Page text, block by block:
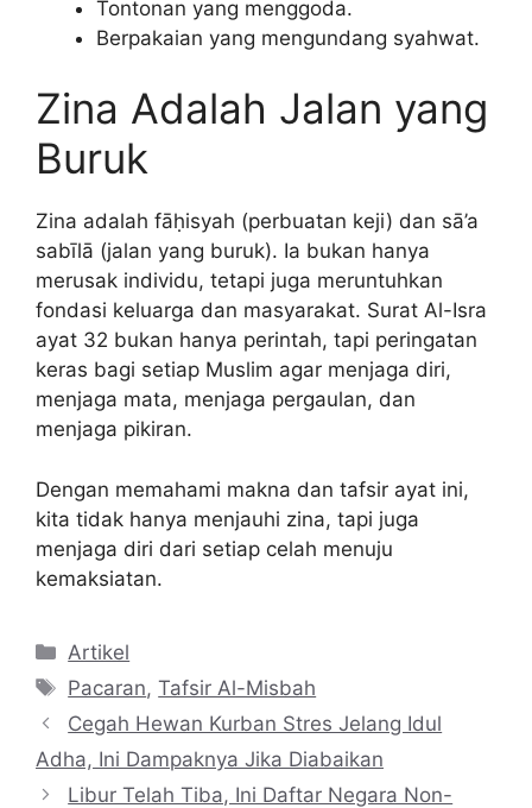
Tontonan yang menggoda.
Berpakaian yang mengundang syahwat.
Zina Adalah Jalan yang
Buruk
Zina adalah fāḥisyah (perbuatan keji) dan sā’a
sabīlā (jalan yang buruk). Ia bukan hanya
merusak individu, tetapi juga meruntuhkan
fondasi keluarga dan masyarakat. Surat Al-Isra
ayat 32 bukan hanya perintah, tapi peringatan
keras bagi setiap Muslim agar menjaga diri,
menjaga mata, menjaga pergaulan, dan
menjaga pikiran.
Dengan memahami makna dan tafsir ayat ini,
kita tidak hanya menjauhi zina, tapi juga
menjaga diri dari setiap celah menuju
kemaksiatan.
Kategori
Artikel
Tag
Pacaran,Tafsir Al-Misbah
Cegah Hewan Kurban Stres Jelang Idul
Adha, Ini Dampaknya Jika Diabaikan
Libur Telah Tiba, Ini Daftar Negara Non-